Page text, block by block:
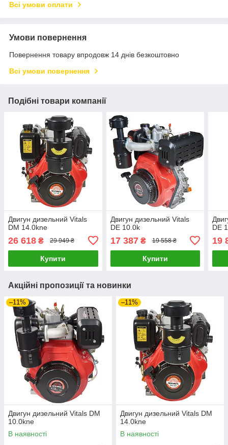
Всі умови оплати
Умови повернення
Повернення товару впродовж 14 днів безкоштовно
Всі умови повернення
Подібні товари компанії
Двигун дизельний Vitals
DM 14.0kne
26 618 ₴ 29 949 ₴
Купити
Двигун дизельний Vitals
DE 10.0k
17 387₴ 19 558 ₴
Купити
DE
19
Акційні пропозиції та новинки
–11%
Двигун дизельний Vitals DM
10.0kne
В наявності
–11%
Двигун дизельний Vitals DM
14.0kne
В наявності